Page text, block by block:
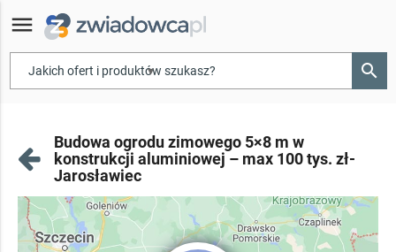
menu
▾ search
Budowa ogrodu zimowego 5×8 m w
konstrukcji aluminiowej – max 100 tys. zł-
Jarosławiec